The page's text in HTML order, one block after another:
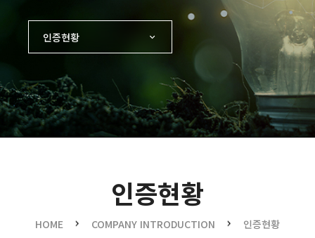
인증현황
회사연혁
인증현황
인증현황
HOME COMPANY INTRODUCTION 인증현황